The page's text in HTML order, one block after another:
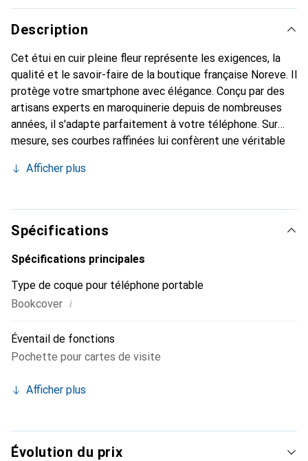
Description
Cet étui en cuir pleine fleur représente les exigences, la
qualité et le savoir-faire de la boutique française Noreve. Il
protège votre smartphone avec élégance. Conçu par des
artisans experts en maroquinerie depuis de nombreuses
années, il s'adapte parfaitement à votre téléphone. Sur
mesure, ses courbes raffinées lui confèrent une véritable
pour votre smartphone. Reconnu internationalement pour
choix sûr pour une clientèle exigeante.
Afficher plus
Spécifications
Spécifications principales
Type de coque pour téléphone portable
Bookcover i
Éventail de fonctions
Pochette pour cartes de visite
Afficher plus
Évolution du prix